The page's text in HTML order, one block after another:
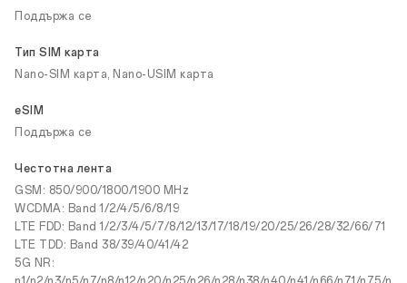
Поддържа се
Тип SIM карта
Nano-SIM карта, Nano-USIM карта
eSIM
Поддържа се
Честотна лента
GSM: 850/900/1800/1900 MHz
WCDMA: Band 1/2/4/5/6/8/19
LTE FDD: Band 1/2/3/4/5/7/8/12/13/17/18/19/20/25/26/28/32/66/71
LTE TDD: Band 38/39/40/41/42
5G NR: